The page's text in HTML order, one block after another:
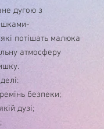
дугою з
потішать малюка
атмосферу
безпеки;
дузі;